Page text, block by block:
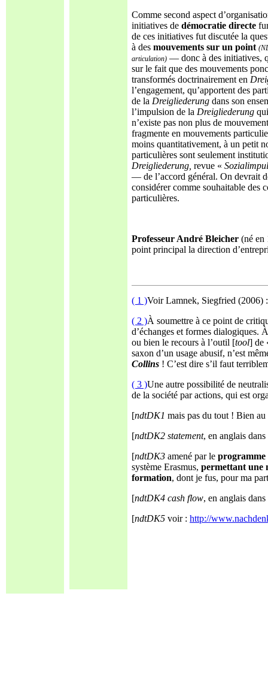
Comme second aspect
initiatives de démocratie directe
de ces initiatives fut discutée la
à des mouvements sur un point
articulation) — donc à des initiatives,
sur le fait que des mouvements
transformés doctrinairement en
l’engagement, qu’apportent des
de la Dreigliederung dans son
l’impulsion de la Dreigliederung
n’existe pas non plus de
fragmente en mouvements
moins quantitativement, à un petit
particulières sont seulement
Dreigliederung, revue «
— de l’accord général. On devrait
considérer comme souhaitable des
particulières.
Professeur André Bleicher (né en
point principal la direction
( 1 )Voir Lamnek, Siegfried (2006)
( 2 )À soumettre à ce point de
d’échanges et formes dialogiques.
ou bien le recours à l’outil [tool] de
saxon d’un usage abusif, n’est
Collins ! C’est dire s’il faut
( 3 )Une autre possibilité de
de la société par actions, qui est
[ndtDK1 mais pas du tout ! Bien
[ndtDK2 statement, en anglais
[ndtDK3 amené par le programme
système Erasmus, permettant une
formation, dont je fus, pour ma
[ndtDK4 cash flow, en anglais
[ndtDK5 voir : http://